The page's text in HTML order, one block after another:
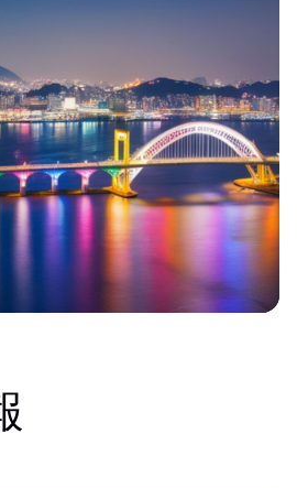
事務所を開
を発表いた